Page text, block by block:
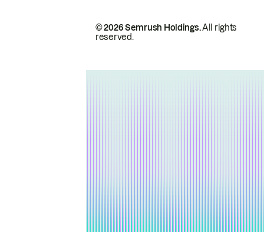
© 2026 Semrush Holdings.All rights
reserved.